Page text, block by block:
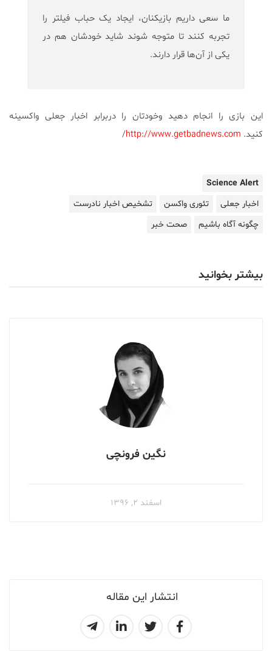
انتشار این مقاله
ما سعی داریم بازیکنان، ایجاد یک حباب فیلتر را
تجربه کنند تا متوجه شوند شاید خودشان هم در
یکی از آن‌ها قرار دارند.
این بازی را انجام دهید و‌خودتان را دربرابر اخبار جعلی واکسینه
کنید. http://www.getbadnews.com
/
Science Alert
اخبار جعلی
تئوری واکسن
تشخیص اخبار نادرست
چگونه آگاه باشیم
صحت خبر
بیشتر بخوانید
نگین فرونچی
اسفند ۲, ۱۳۹۶